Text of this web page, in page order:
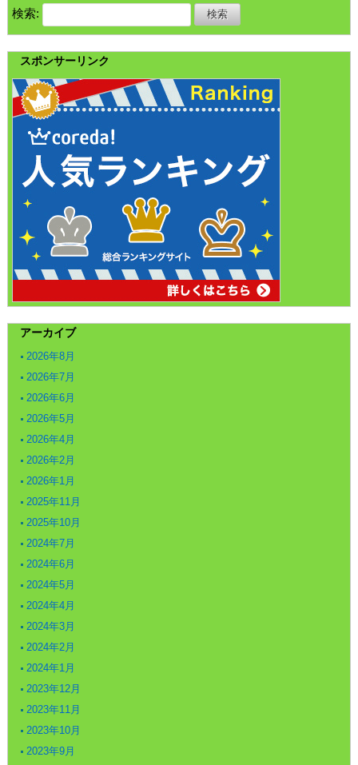
検索:
スポンサーリンク
アーカイブ
2026年8月
2026年7月
2026年6月
2026年5月
2026年4月
2026年2月
2026年1月
2025年11月
2025年10月
2024年7月
2024年6月
2024年5月
2024年4月
2024年3月
2024年2月
2024年1月
2023年12月
2023年11月
2023年10月
2023年9月